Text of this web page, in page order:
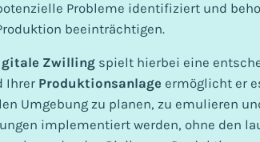
Probleme identifiziert und
beeinträchtigen.
Zwilling spielt hierbei eine
Ihrer Produktionsanlage ermöglicht er
Umgebung zu planen, zu emulieren
implementiert werden, ohne den